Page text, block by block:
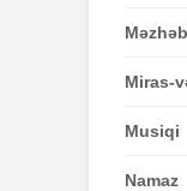
Miras-
Musiqi
Namaz